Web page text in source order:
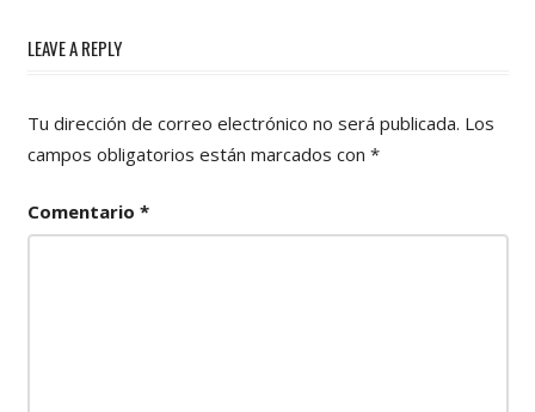
LEAVE A REPLY
Tu dirección de correo electrónico no será publicada. Los
campos obligatorios están marcados con *
Comentario *